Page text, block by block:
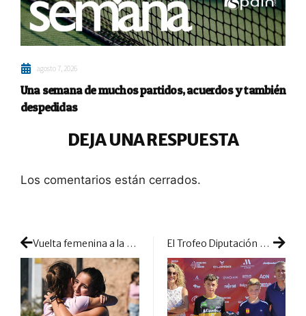
agosto 7, 2026
Una semana de muchos partidos, acuerdos y también
despedidas
DEJA UNA RESPUESTA
Los comentarios están cerrados.
Vuelta femenina a la competición en el Challenger de Bajo Aragón: muchas ganas y mucha pelea en las pre-previas El Trofeo Diputación de Málaga saca pecho con el grandísimo nivel de la cantera nacional